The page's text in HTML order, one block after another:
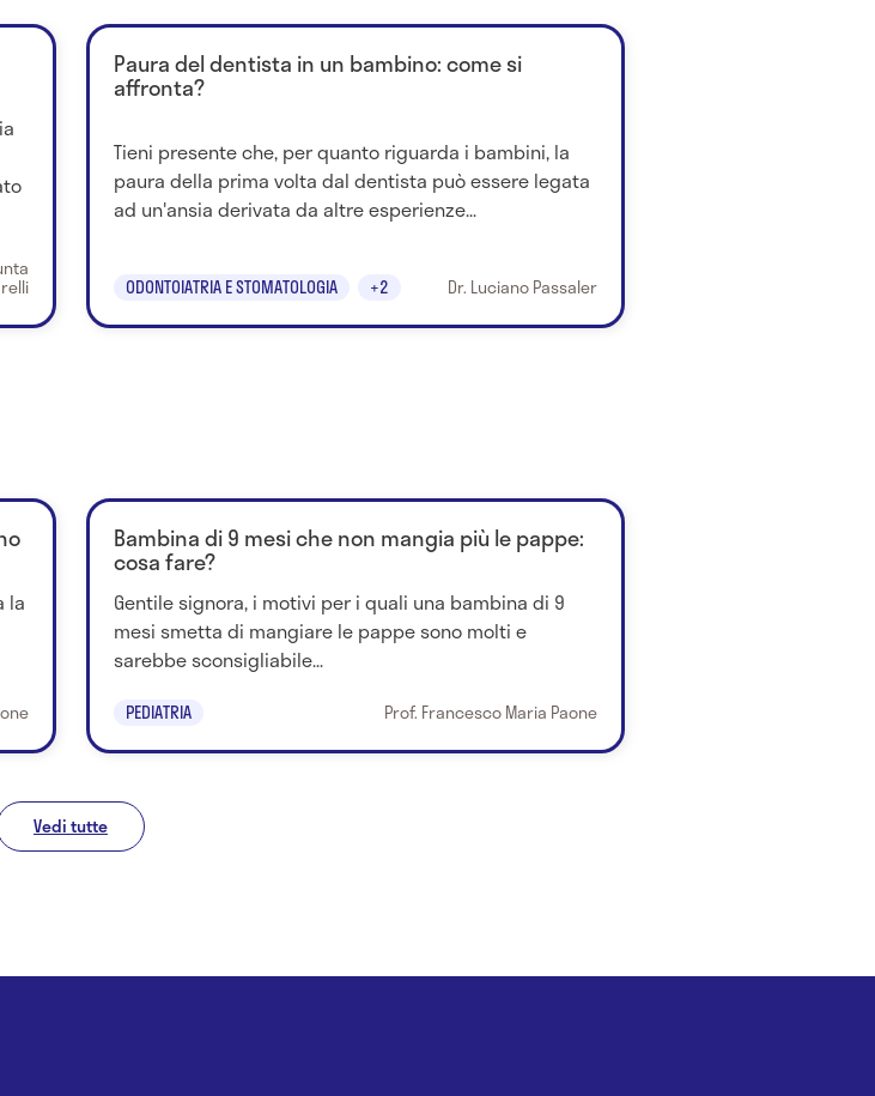
Paura del dentista in un bambino: come si
affronta?
Tieni presente che, per quanto riguarda i bambini, la
paura della prima volta dal dentista può essere legata
ad un'ansia derivata da altre esperienze...
ODONTOIATRIA E STOMATOLOGIA +2 Dr. Luciano Passaler
la
Bambina di 9 mesi che non mangia più le pappe:
cosa fare?
Gentile signora, i motivi per i quali una bambina di 9
mesi smetta di mangiare le pappe sono molti e
sarebbe sconsigliabile...
PEDIATRIA Prof. Francesco Maria Paone
Vedi tutte